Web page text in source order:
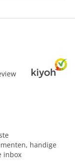
handige
inbox